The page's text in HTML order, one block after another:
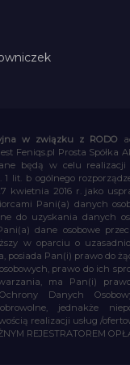
w związku z RODO
Feniqs.pl Prosta Spółka
będą w celu
1 lit. b ogólnego
kwietnia 2016 r. jako
Pani(a) danych
do uzyskania danych
dane osobowe
w oparciu o
posiada Pan(i) prawo do
prawo do ich
ma Pan(i)
Danych
jednakże
realizacji usług /
REJESTRATOREM